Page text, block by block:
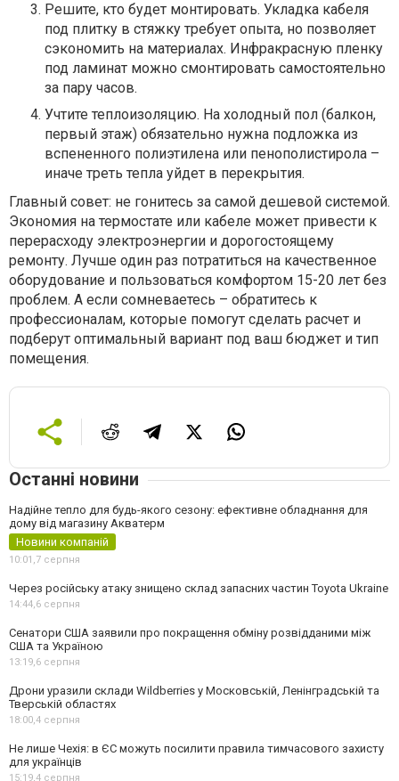
Решите, кто будет монтировать. Укладка кабеля
под плитку в стяжку требует опыта, но позволяет
сэкономить на материалах. Инфракрасную пленку
под ламинат можно смонтировать самостоятельно
за пару часов.
Учтите теплоизоляцию. На холодный пол (балкон,
первый этаж) обязательно нужна подложка из
вспененного полиэтилена или пенополистирола –
иначе треть тепла уйдет в перекрытия.
Главный совет: не гонитесь за самой дешевой системой.
Экономия на термостате или кабеле может привести к
перерасходу электроэнергии и дорогостоящему
ремонту. Лучше один раз потратиться на качественное
оборудование и пользоваться комфортом 15-20 лет без
проблем. А если сомневаетесь – обратитесь к
профессионалам, которые помогут сделать расчет и
подберут оптимальный вариант под ваш бюджет и тип
помещения.
Останні новини
Надійне тепло для будь-якого сезону: ефективне обладнання для
дому від магазину Акватерм
Новини компаній
10:01,7 серпня
Через російську атаку знищено склад запасних частин Toyota Ukraine
14:44,6 серпня
Сенатори США заявили про покращення обміну розвідданими між
США та Україною
13:19,6 серпня
Дрони уразили склади Wildberries у Московській, Ленінградській та
Тверській областях
18:00,4 серпня
Не лише Чехія: в ЄС можуть посилити правила тимчасового захисту
для українців
15:19,4 серпня